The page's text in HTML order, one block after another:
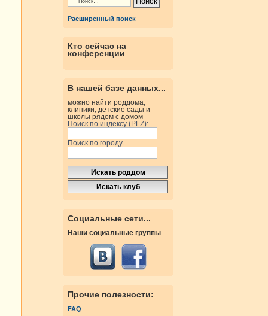
Расширенный поиск
Кто сейчас на
конференции
В нашей базе данных...
можно найти роддома,
клиники, детские сады и
школы рядом с домом
Поиск по индексу (PLZ):
Поиск по городу
Социальные сети...
Наши социальные группы
Прочие полезности:
FAQ